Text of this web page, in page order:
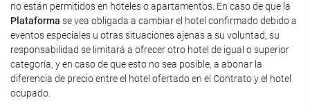
no están permitidos en hoteles o apartamentos. En caso de que la
Plataforma se vea obligada a cambiar el hotel confirmado debido a
eventos especiales u otras situaciones ajenas a su voluntad, su
responsabilidad se limitará a ofrecer otro hotel de igual o superior
categoría, y en caso de que esto no sea posible, a abonar la
diferencia de precio entre el hotel ofertado en el Contrato y el hotel
ocupado.